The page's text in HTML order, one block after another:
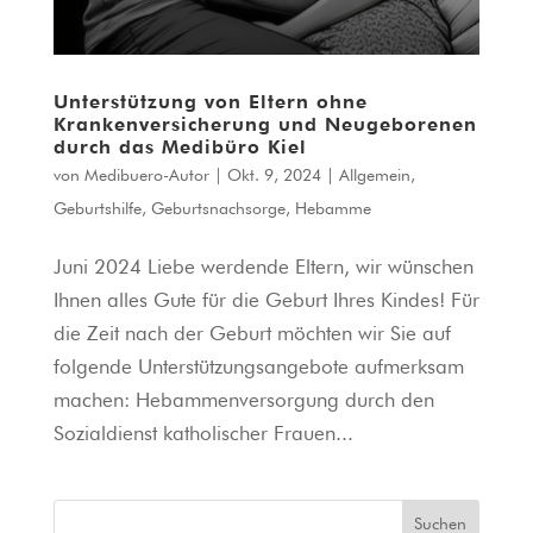
Unterstützung von Eltern ohne
Krankenversicherung und Neugeborenen
durch das Medibüro Kiel
von Medibuero-Autor| Okt. 9, 2024| Allgemein,
Geburtshilfe, Geburtsnachsorge, Hebamme
Juni 2024 Liebe werdende Eltern, wir wünschen
Ihnen alles Gute für die Geburt Ihres Kindes! Für
die Zeit nach der Geburt möchten wir Sie auf
folgende Unterstützungsangebote aufmerksam
machen: Hebammenversorgung durch den
Sozialdienst katholischer Frauen...
Suchen